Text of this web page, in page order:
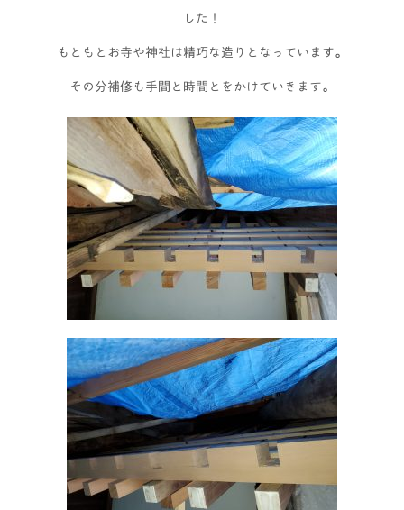
した！
もともとお寺や神社は精巧な造りとなっています。
その分補修も手間と時間とをかけていきます。